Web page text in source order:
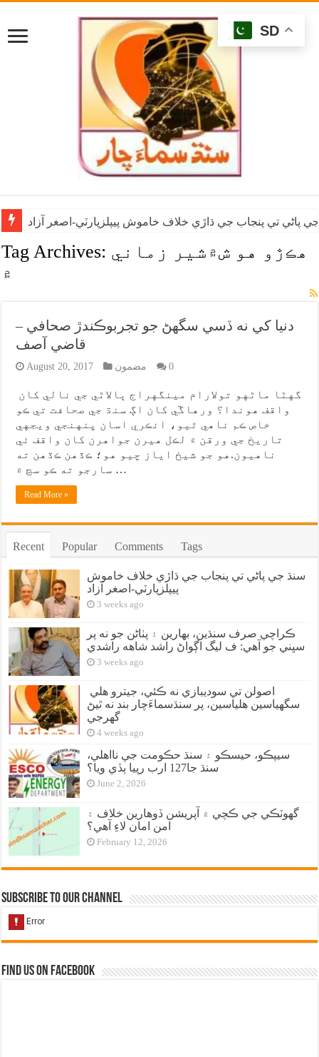
پاڻي تي پنجاب جي ڌاڙي خلاف خاموش پيپلزپارٽي-اصغر آزاد
Tag Archives: هڪڙو هو ش۾شير زماني
۾
دنيا کي نه ڏسي سگهڻ جو تجربوڪندڙ صحافي –
قاضي آصف
August 20, 2017 مضمون 0
واقف هوندا؟ ورهاڱي کان اڳ سنڌ جي صحافت تي ڪو
خاص ڪم ناهي ٿيو، انڪري اسان پنهنجي ويجهي
تاريخ جي ورقن ۾ لڪل هيرن جواهرن کان واقف ئي
ناهيون.هو جو شيخ اياز چيو هو؛ ڪڏهن ڪڏهن ته
سارجو ته ڪو سڃ ۾ …
Read More »
Recent Popular Comments Tags
سنڌ جي پاڻي تي پنجاب جي ڌاڙي خلاف خاموش
پيپلزپارٽي-اصغر آزاد
3 weeks ago
ڪراچي صرف سنڌين، بهارين ۽ پٺاڻن جو نه پر
سڀني جو آهي: ف ليگ اڳواڻ راشد شاهه راشدي
3 weeks ago
سگهياسين هلياسين، پر سنڌسماءَچار بند نه ٿيڻ
گهرجي
4 weeks ago
سيپڪو، حيسڪو ۽ سنڌ حڪومت جي نااهلي،
سنڌ جا127 ارب رپيا ٻڏي ويا؟
June 2, 2026
گهوٽڪي جي ڪچي ۾ آپريشن ڏوهارين خلاف ۽
امن امان لاءِ آهي؟
February 12, 2026
Subscribe to our Channel
Find us on Facebook
SD